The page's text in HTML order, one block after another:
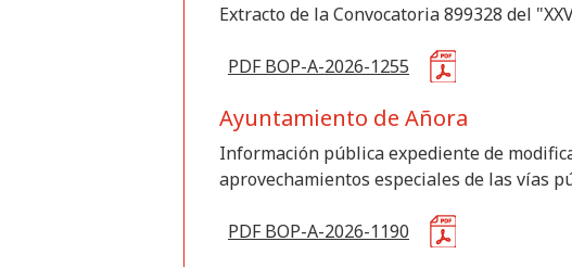
Extracto de la Convocatoria 899328 del
PDF BOP-A-2026-1255
Ayuntamiento de Añora
Información pública expediente de
aprovechamientos especiales de las vías
PDF BOP-A-2026-1190